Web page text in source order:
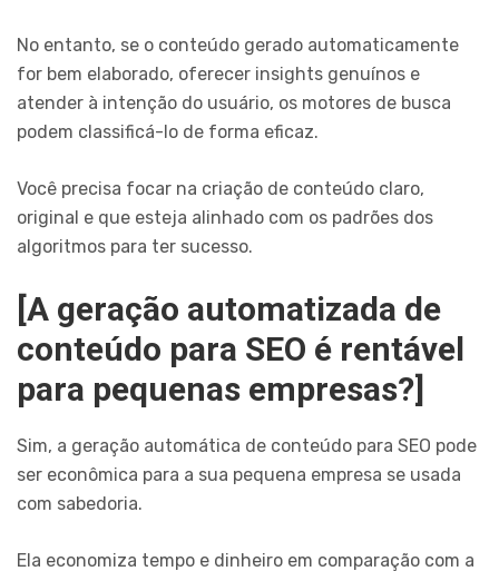
No entanto, se o conteúdo gerado automaticamente
for bem elaborado, oferecer insights genuínos e
atender à intenção do usuário, os motores de busca
podem classificá-lo de forma eficaz.
Você precisa focar na criação de conteúdo claro,
original e que esteja alinhado com os padrões dos
algoritmos para ter sucesso.
[A geração automatizada de
conteúdo para SEO é rentável
para pequenas empresas?]
Sim, a geração automática de conteúdo para SEO pode
ser econômica para a sua pequena empresa se usada
com sabedoria.
Ela economiza tempo e dinheiro em comparação com a